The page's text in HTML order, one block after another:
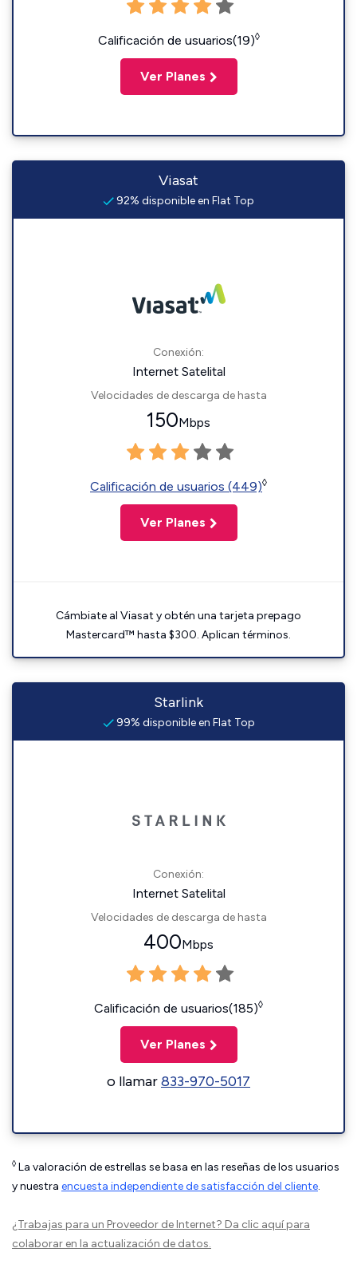
Calificación de usuarios(19)◊
Ver Planes
Viasat
92% disponible en Flat Top
Conexión:
Internet Satelital
Velocidades de descarga de hasta
150Mbps
Calificación de usuarios (449)◊
Ver Planes
Cámbiate al Viasat y obtén una tarjeta prepago
Mastercard™ hasta $300. Aplican términos.
Starlink
99% disponible en Flat Top
Conexión:
Internet Satelital
Velocidades de descarga de hasta
400Mbps
Calificación de usuarios(185)◊
Ver Planes
o llamar833-970-5017
◊ La valoración de estrellas se basa en las reseñas de los usuarios
y nuestra encuesta independiente de satisfacción del cliente.
¿Trabajas para un Proveedor de Internet? Da clic aquípara
colaborar en la actualización de datos.